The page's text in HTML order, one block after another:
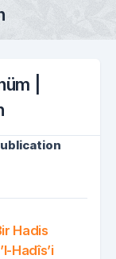
|
Hadis
Hadîs’i